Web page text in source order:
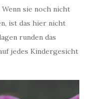
sie noch nicht
ist das hier nicht
runden das
jedes Kindergesicht